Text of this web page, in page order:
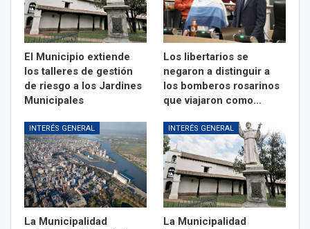
El Municipio extiende
los talleres de gestión
de riesgo a los Jardines
Municipales
Los libertarios se
negaron a distinguir a
los bomberos rosarinos
que viajaron como…
INTERÉS GENERAL
La Municipalidad
INTERÉS GENERAL
La Municipalidad